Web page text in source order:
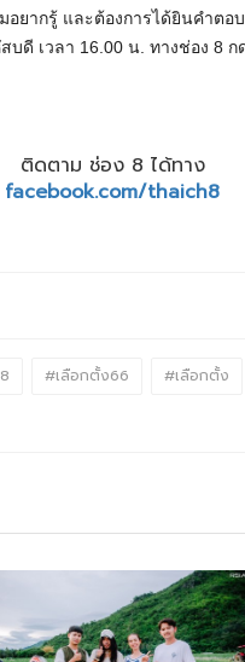
อยากรู้ และต้องการได้ยินคำต
บดี เวลา 16.00 น. ทางช่อง 8
ติดตาม ช่อง 8 ได้ทาง
facebook.com/thaich8
#เลือกตั้ง66 #เลือกตั้ง